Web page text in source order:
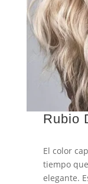
Rubio
El color
tiempo
elegante.